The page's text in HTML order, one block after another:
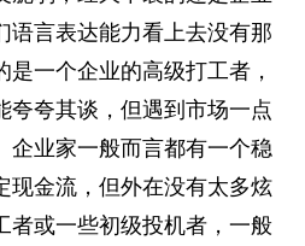
语言表达能力看上去没有那
一个企业的高级打工者，
夸夸其谈，但遇到市场一点
企业家一般而言都有一个稳
现金流，但外在没有太多炫
者或一些初级投机者，一般